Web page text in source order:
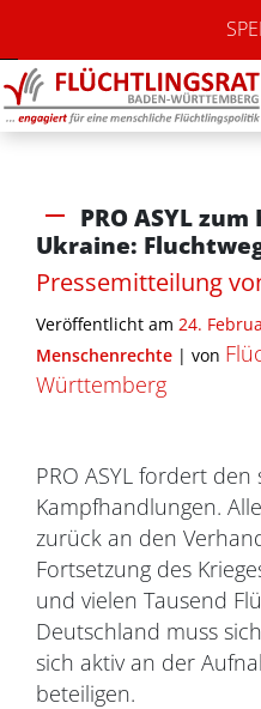
PRO ASYL
Ukraine:
Pressemitteilung
Veröffentlicht am 24.
Menschenrechte | von
Württemberg
PRO ASYL fordert
Kampfhandlungen.
zurück an den
Fortsetzung des
und vielen Tausend
Deutschland muss
sich aktiv an der
beteiligen.